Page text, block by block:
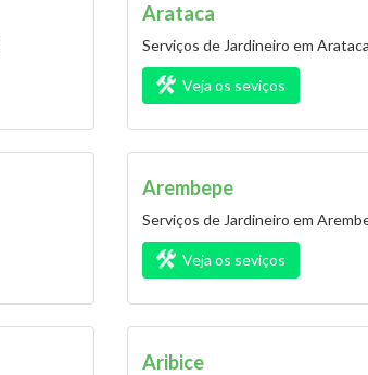
Arataca
Serviços de Jardineiro em
Veja os seviços
Arembepe
Serviços de Jardineiro em
Veja os seviços
Aribice